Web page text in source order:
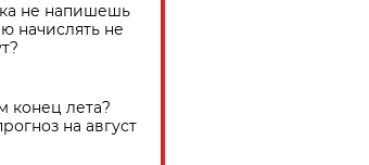
не напишешь
начислять не
конец лета?
на август